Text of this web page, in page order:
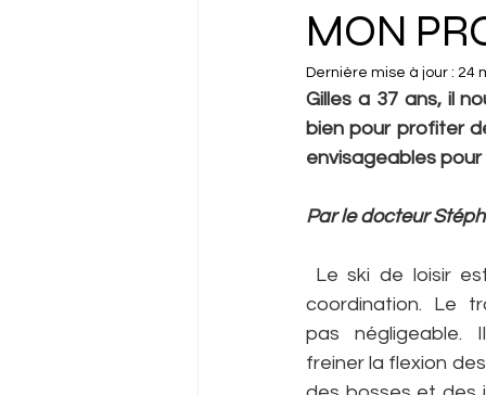
MON
Dernière mise à jour : 24
Gilles a 37 ans, il
bien pour profiter
envisageables
Par le docteur
Le ski de loisir
coordination. Le
pas négligeable.
freiner la flexion